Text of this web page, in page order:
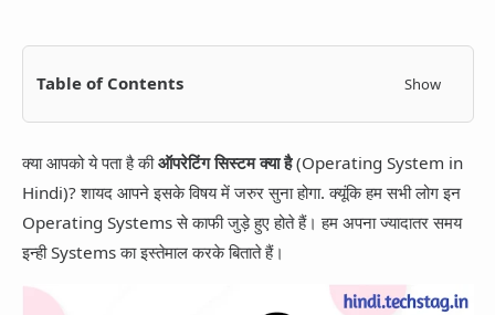
Jio Phone
Pregnancy
Medical Courses
Lifestyle
Online Earning
Online Business
Exams
General Knowledge
Bhakti
Social Media
YouTube
WhatsApp
Instagram
Facebook
Table of Contents Show
क्या आपको ये पता है कीऑपरेटिंग सिस्टम क्या है(Operating System in
Hindi)? शायद आपने इसके विषय में जरुर सुना होगा. क्यूंकि हम सभी लोग इन
Operating Systems से काफी जुड़े हुए होते हैं। हम अपना ज्यादातर समय
इन्ही Systems का इस्तेमाल करके बिताते हैं।